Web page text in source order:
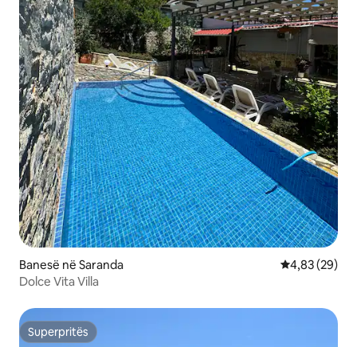
Banesë në Saranda Vlerësimi
4,83 (29)
Dolce Vita Villa
Superpritës
Superpritës